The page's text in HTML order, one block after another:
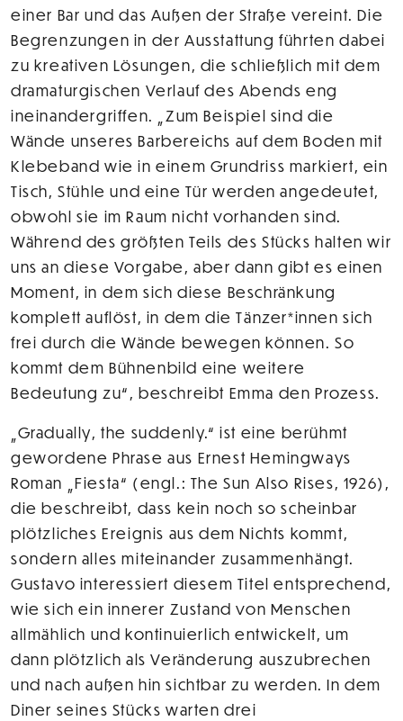
einer Bar und das Außen der Straße vereint. Die
Begrenzungen in der Ausstattung führten dabei
zu kreativen Lösungen, die schließlich mit dem
dramaturgischen Verlauf des Abends eng
ineinandergriffen. „Zum Beispiel sind die
Wände unseres Barbereichs auf dem Boden mit
Klebeband wie in einem Grundriss markiert, ein
Tisch, Stühle und eine Tür werden angedeutet,
obwohl sie im Raum nicht vorhanden sind.
Während des größten Teils des Stücks halten wir
uns an diese Vorgabe, aber dann gibt es einen
Moment, in dem sich diese Beschränkung
komplett auflöst, in dem die Tänzer*innen sich
frei durch die Wände bewegen können. So
kommt dem Bühnenbild eine weitere
Bedeutung zu“, beschreibt Emma den Prozess.
„Gradually, the suddenly.“ ist eine berühmt
gewordene Phrase aus Ernest Hemingways
Roman „Fiesta“ (engl.: The Sun Also Rises, 1926),
die beschreibt, dass kein noch so scheinbar
plötzliches Ereignis aus dem Nichts kommt,
sondern alles miteinander zusammenhängt.
Gustavo interessiert diesem Titel entsprechend,
wie sich ein innerer Zustand von Menschen
allmählich und kontinuierlich entwickelt, um
dann plötzlich als Veränderung auszubrechen
und nach außen hin sichtbar zu werden. In dem
Diner seines Stücks warten drei